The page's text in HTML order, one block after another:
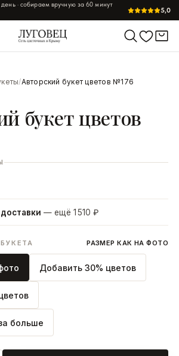
· собираем вручную за 60 минут
5,0
/Авторский букет цветов №176
букет цветов
— ещё 1 510 ₽
РАЗМЕР КАК НА ФОТО
Добавить 30% цветов
больше